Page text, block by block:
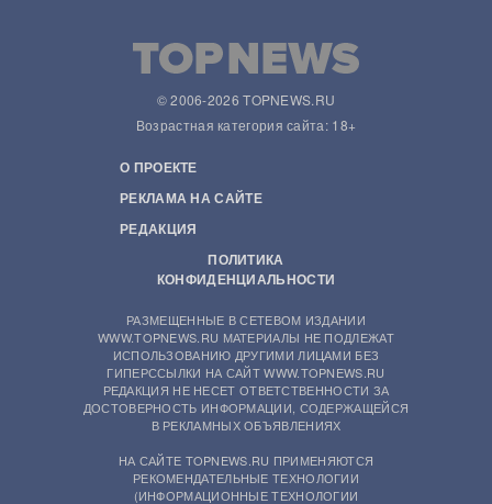
© 2006-2026 TOPNEWS.RU
Возрастная категория сайта: 18+
О ПРОЕКТЕ
РЕКЛАМА НА САЙТЕ
РЕДАКЦИЯ
ПОЛИТИКА
КОНФИДЕНЦИАЛЬНОСТИ
РАЗМЕЩЕННЫЕ В СЕТЕВОМ ИЗДАНИИ
WWW.TOPNEWS.RU МАТЕРИАЛЫ НЕ ПОДЛЕЖАТ
ИСПОЛЬЗОВАНИЮ ДРУГИМИ ЛИЦАМИ БЕЗ
ГИПЕРССЫЛКИ НА САЙТ WWW.TOPNEWS.RU
РЕДАКЦИЯ НЕ НЕСЕТ ОТВЕТСТВЕННОСТИ ЗА
ДОСТОВЕРНОСТЬ ИНФОРМАЦИИ, СОДЕРЖАЩЕЙСЯ
В РЕКЛАМНЫХ ОБЪЯВЛЕНИЯХ
НА САЙТЕ TOPNEWS.RU ПРИМЕНЯЮТСЯ
РЕКОМЕНДАТЕЛЬНЫЕ ТЕХНОЛОГИИ
(ИНФОРМАЦИОННЫЕ ТЕХНОЛОГИИ